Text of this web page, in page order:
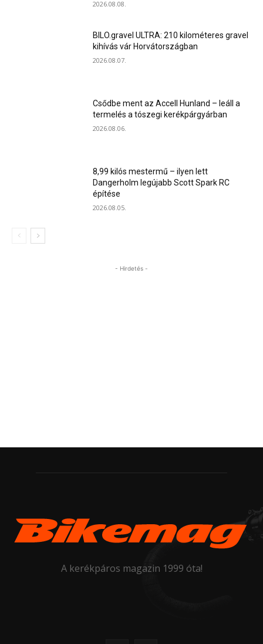
2026.08.08.
BILO.gravel ULTRA: 210 kilométeres gravel
kihívás vár Horvátországban
2026.08.07.
Csődbe ment az Accell Hunland – leáll a
termelés a tószegi kerékpárgyárban
2026.08.06.
8,99 kilós mestermű – ilyen lett
Dangerholm legújabb Scott Spark RC
építése
2026.08.05.
- Hirdetés -
A kerékpáros magazin 1999 óta!